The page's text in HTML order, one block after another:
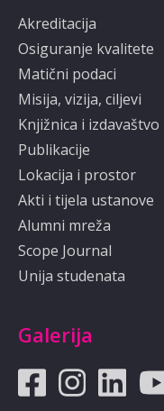
Akreditacija
Osiguranje kvalitete
Matični podaci
Misija, vizija, ciljevi
Knjižnica i izdavaštvo
Publikacije
Lokacija i prostor
Akti i tijela ustanove
Alumni mreža
Scope Journal
Unija studenata
Galerija